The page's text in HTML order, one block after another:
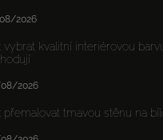
2026
vybrat kvalitní interiérovou
2026
přemalovat tmavou stěnu na